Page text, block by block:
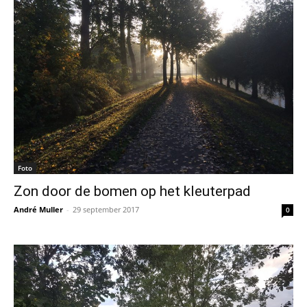
Foto
Zon door de bomen op het kleuterpad
André Muller - 29 september 2017 0